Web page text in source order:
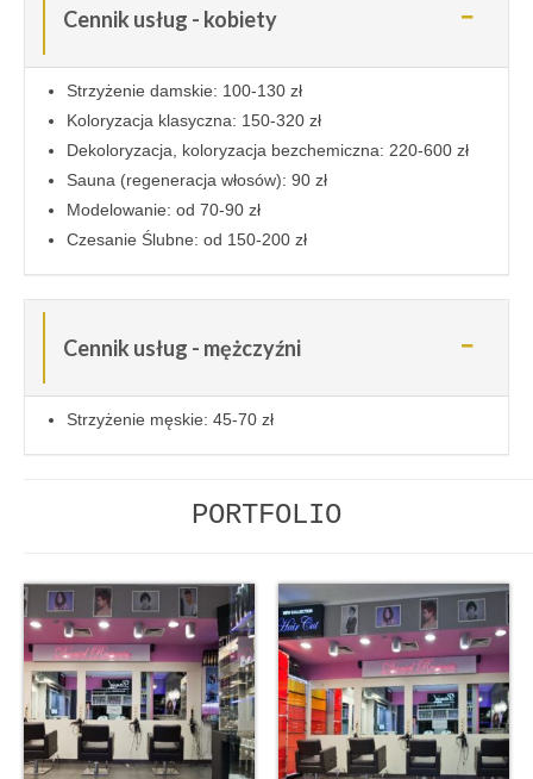
Cennik usług - kobiety
Strzyżenie damskie: 100-130 zł
Koloryzacja klasyczna: 150-320 zł
Dekoloryzacja, koloryzacja bezchemiczna: 220-600 zł
Sauna (regeneracja włosów): 90 zł
Modelowanie: od 70-90 zł
Czesanie Ślubne: od 150-200 zł
Cennik usług - mężczyźni
Strzyżenie męskie: 45-70 zł
PORTFOLIO